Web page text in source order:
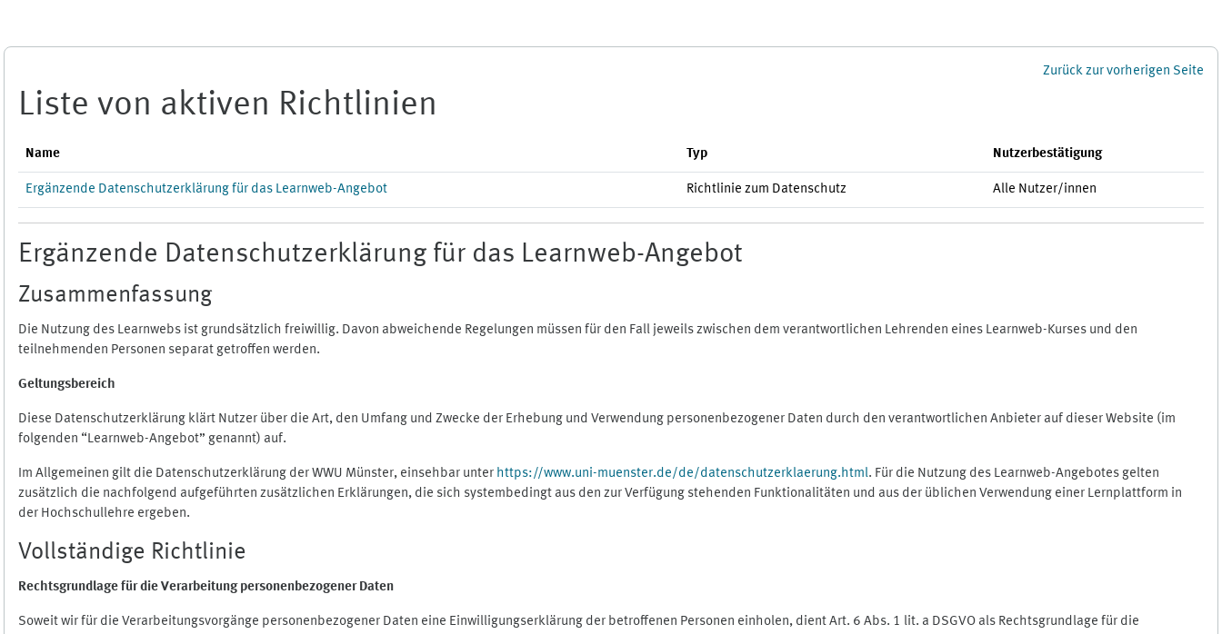
Zurück zur vorherigen Seite
Liste von aktiven Richtlinien
Name Typ Nutzerbestätigung
Ergänzende Datenschutzerklärung für das Learnweb-Angebot Richtlinie zum Datenschutz Alle Nutzer/innen
Ergänzende Datenschutzerklärung für das Learnweb-Angebot
Zusammenfassung
Die Nutzung des Learnwebs ist grundsätzlich freiwillig. Davon abweichende Regelungen müssen für den Fall jeweils zwischen dem verantwortlichen Lehrenden eines Learnweb-Kurses und den
teilnehmenden Personen separat getroffen werden.
Geltungsbereich
Diese Datenschutzerklärung klärt Nutzer über die Art, den Umfang und Zwecke der Erhebung und Verwendung personenbezogener Daten durch den verantwortlichen Anbieter auf dieser Website (im
folgenden “Learnweb-Angebot” genannt) auf.
Im Allgemeinen gilt die Datenschutzerklärung der WWU Münster, einsehbar unter https://www.uni-muenster.de/de/datenschutzerklaerung.html. Für die Nutzung des Learnweb-Angebotes gelten
zusätzlich die nachfolgend aufgeführten zusätzlichen Erklärungen, die sich systembedingt aus den zur Verfügung stehenden Funktionalitäten und aus der üblichen Verwendung einer Lernplattform in
der Hochschullehre ergeben.
Vollständige Richtlinie
Rechtsgrundlage für die Verarbeitung personenbezogener Daten
Soweit wir für die Verarbeitungsvorgänge personenbezogener Daten eine Einwilligungserklärung der betroffenen Personen einholen, dient Art. 6 Abs. 1 lit. a DSGVO als Rechtsgrundlage für die